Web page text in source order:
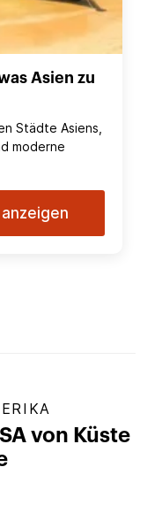
Asien zu
Städte Asiens,
moderne
von Küste